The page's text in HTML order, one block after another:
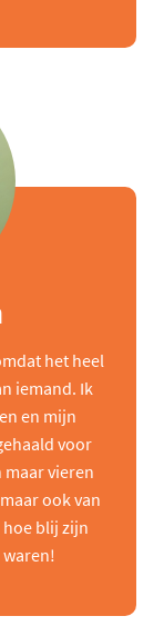
het heel
iemand. Ik
en mijn
voor
vieren
ook van
blij zijn